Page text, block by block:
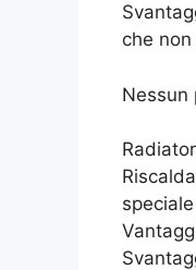
che
Nessun